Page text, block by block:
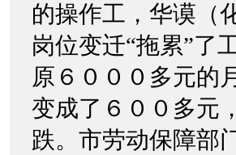
的操作工，华谟（
岗位变迁“拖累”了
原６０００多元的
变成了６００多元
跌。市劳动保障部